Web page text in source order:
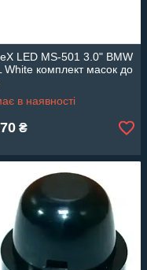
LED MS-501 3.0" BMW
White комплект масок до
в наявності
₴